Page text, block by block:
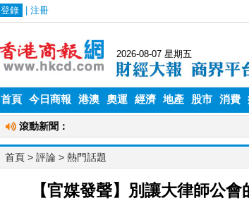
首頁 今日商報 港澳 奧運 經濟 地產 股市 消費
首頁 > 評論 > 熱門話題
【官媒發聲】別讓大律師公